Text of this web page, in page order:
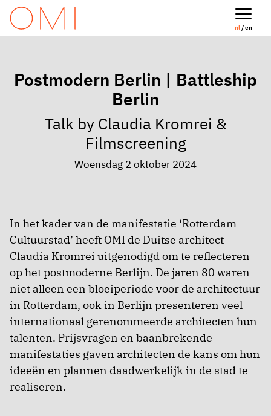
nl/ en
Postmodern Berlin | Battleship
Berlin
Talk by Claudia Kromrei &
Filmscreening
Woensdag 2 oktober 2024
In het kader van de manifestatie ‘Rotterdam
Cultuurstad’ heeft OMI de Duitse architect
Claudia Kromrei uitgenodigd om te reflecteren
op het postmoderne Berlijn. De jaren 80 waren
niet alleen een bloeiperiode voor de architectuur
in Rotterdam, ook in Berlijn presenteren veel
internationaal gerenommeerde architecten hun
talenten. Prijsvragen en baanbrekende
manifestaties gaven architecten de kans om hun
ideeën en plannen daadwerkelijk in de stad te
realiseren.